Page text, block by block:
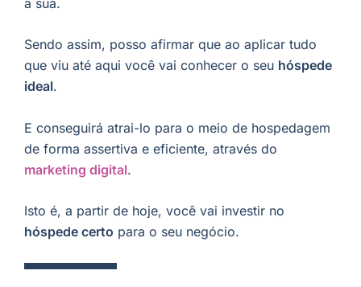
Sendo assim, posso afirmar que ao aplicar tudo
que viu até aqui você vai conhecer o seu hóspede
ideal.
E conseguirá atrai-lo para o meio de hospedagem
de forma assertiva e eficiente, através do
marketing digital.
Isto é, a partir de hoje, você vai investir no
hóspede certo para o seu negócio.